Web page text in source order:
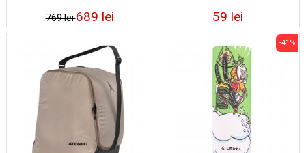
769 lei689 lei 59 lei
-41%